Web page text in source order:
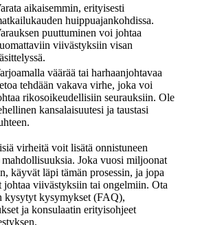
aikaisemmin, erityisesti
huippuajankohdissa.
puuttuminen voi johtaa
viivästyksiin visan
väärää tai harhaanjohtavaa
tehdään vakava virhe, joka voi
rikosoikeudellisiin seurauksiin. Ole
kansalaisuutesi ja taustasi
virheitä voit lisätä onnistuneen
Joka vuosi miljoonat
käyvät läpi tämän prosessin, ja jopa
johtaa viivästyksiin tai ongelmiin. Ota
kysytyt kysymykset (FAQ),
ja konsulaatin erityisohjeet